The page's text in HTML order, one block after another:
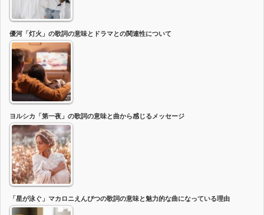
優河「灯火」の歌詞の意味とドラマとの関連性について
ヨルシカ「第一夜」の歌詞の意味と曲から感じるメッセージ
「星が泳ぐ」マカロニえんぴつの歌詞の意味と魅力的な曲になっている理由